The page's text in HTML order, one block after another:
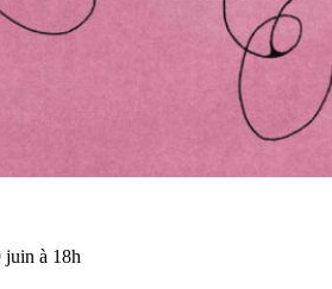
juin à 18h